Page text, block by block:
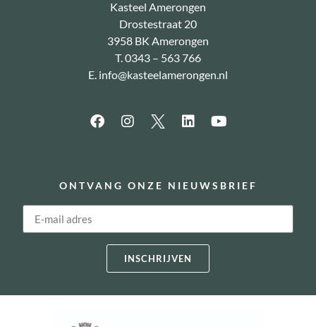
Kasteel Amerongen
Drostestraat 20
3958 BK Amerongen
T. 0343 – 563 766
E. info@kasteelamerongen.nl
ONTVANG ONZE NIEUWSBRIEF
INSCHRIJVEN